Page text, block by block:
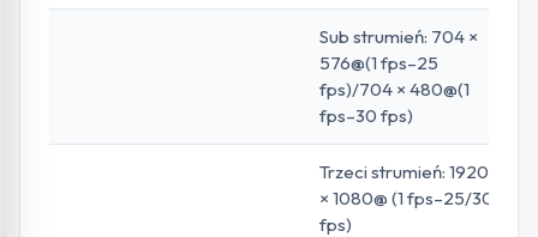
Sub strumień: 704 ×
576@(1 fps–25
fps)/704 × 480@(1
fps–30 fps)
Trzeci strumień: 1920
× 1080@ (1 fps–25/30
fps)